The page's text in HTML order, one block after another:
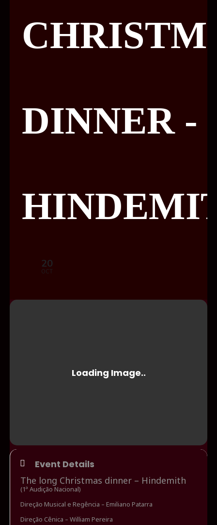
DINNER -
20
OCT
Event Details
The long Christmas dinner – Hindemith
(1ª Audição Nacional)
Direção Musical e Regência – Emiliano Patarra
Direção Cênica – William Pereira